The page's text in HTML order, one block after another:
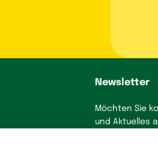
Newsletter
Möchten Sie
und Aktuelles